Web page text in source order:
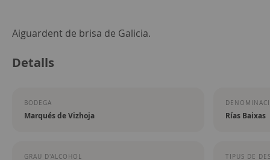
Skip
the
the
images
Aiguardent de brisa de Galicia.
Detalls
BODEGA
Marqués de Vizhoja Rías Baixas
GRAU D'ALCOHOL TIPUS DE